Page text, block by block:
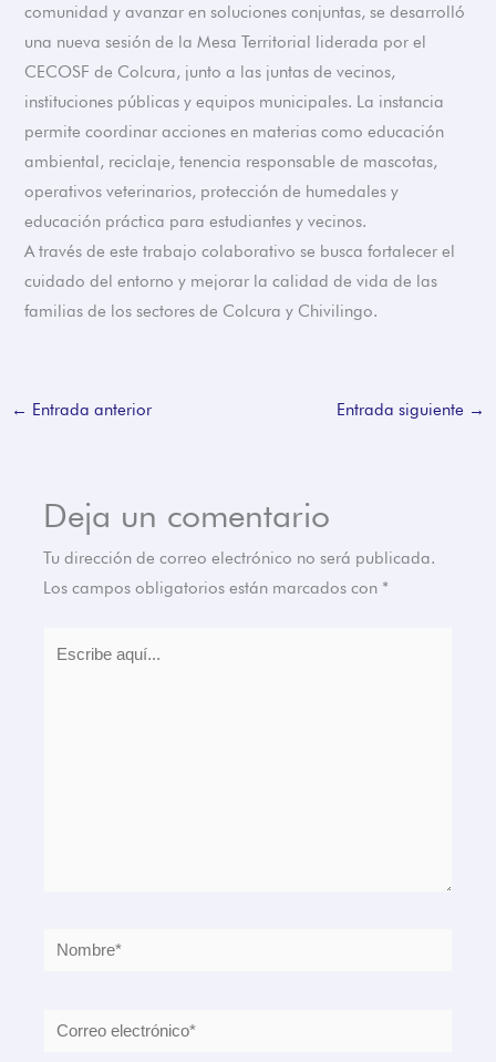
comunidad y avanzar en soluciones conjuntas, se desarrolló
una nueva sesión de la Mesa Territorial liderada por el
CECOSF de Colcura, junto a las juntas de vecinos,
instituciones públicas y equipos municipales. La instancia
permite coordinar acciones en materias como educación
ambiental, reciclaje, tenencia responsable de mascotas,
operativos veterinarios, protección de humedales y
educación práctica para estudiantes y vecinos.
A través de este trabajo colaborativo se busca fortalecer el
cuidado del entorno y mejorar la calidad de vida de las
familias de los sectores de Colcura y Chivilingo.
← Entrada anterior Entrada siguiente →
Deja un comentario
Tu dirección de correo electrónico no será publicada.
Los campos obligatorios están marcados con *
Nombre*
Correo